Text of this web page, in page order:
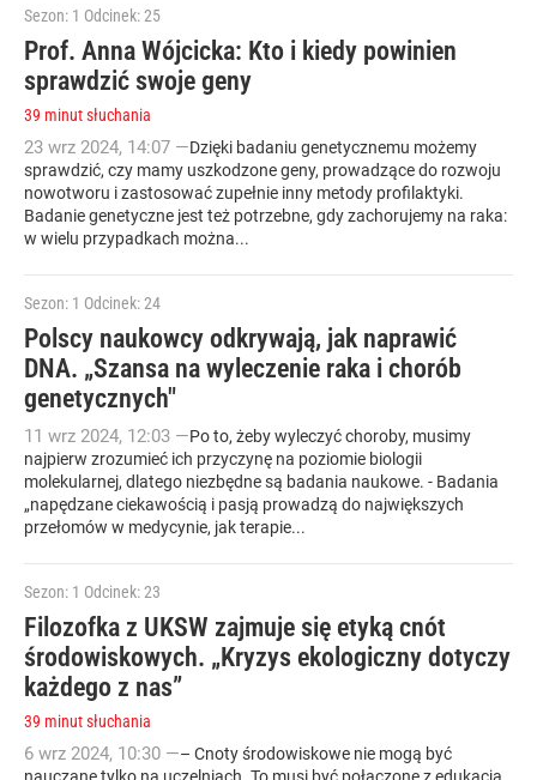
Sezon: 1 Odcinek: 25
Prof. Anna Wójcicka: Kto i kiedy powinien
sprawdzić swoje geny
39 minut słuchania
23 wrz 2024, 14:07 —Dzięki badaniu genetycznemu możemy
sprawdzić, czy mamy uszkodzone geny, prowadzące do rozwoju
nowotworu i zastosować zupełnie inny metody profilaktyki.
Badanie genetyczne jest też potrzebne, gdy zachorujemy na raka:
w wielu przypadkach można...
Sezon: 1 Odcinek: 24
Polscy naukowcy odkrywają, jak naprawić
DNA. „Szansa na wyleczenie raka i chorób
genetycznych"
11 wrz 2024, 12:03 —Po to, żeby wyleczyć choroby, musimy
najpierw zrozumieć ich przyczynę na poziomie biologii
molekularnej, dlatego niezbędne są badania naukowe. - Badania
„napędzane ciekawością i pasją prowadzą do największych
przełomów w medycynie, jak terapie...
Sezon: 1 Odcinek: 23
Filozofka z UKSW zajmuje się etyką cnót
środowiskowych. „Kryzys ekologiczny dotyczy
każdego z nas”
39 minut słuchania
6 wrz 2024, 10:30 —– Cnoty środowiskowe nie mogą być